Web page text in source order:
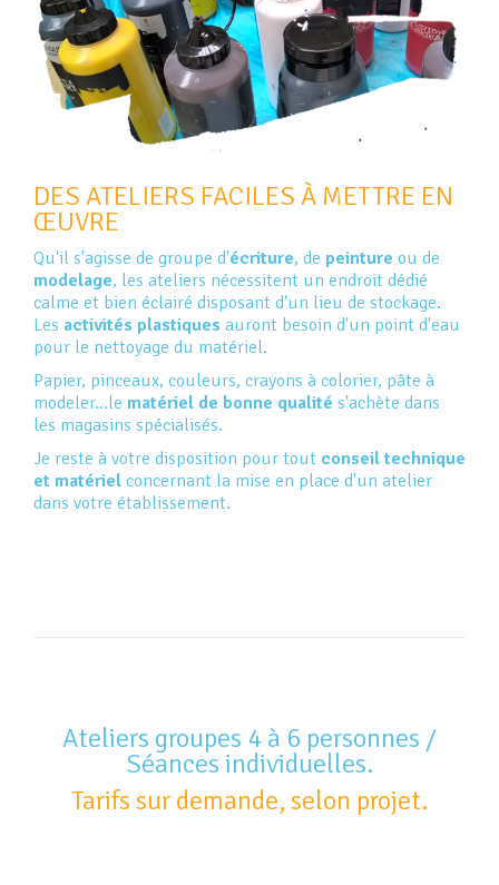
DES ATELIERS FACILES À METTRE EN
ŒUVRE
Qu'il s'agisse de groupe d'écriture, de peinture ou de
modelage, les ateliers nécessitent un endroit dédié
calme et bien éclairé disposant d'un lieu de stockage.
Les activités plastiques auront besoin d'un point d'eau
pour le nettoyage du matériel.
Papier, pinceaux, couleurs, crayons à colorier, pâte à
modeler...le matériel de bonne qualité s'achète dans
les magasins spécialisés.
Je reste à votre disposition pour tout conseil technique
et matériel concernant la mise en place d'un atelier
dans votre établissement.
Ateliers groupes 4 à 6 personnes /
Séances individuelles.
Tarifs sur demande, selon projet.